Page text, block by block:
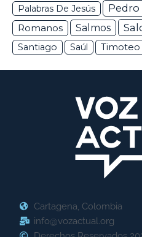
Palabras De Jesús Pedro
Romanos Salmos
Santiago
Saúl Timoteo
Cartagena, Colombia
info@vozactual.org